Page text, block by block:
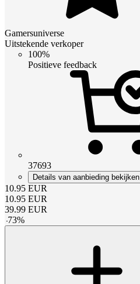
Gamersuniverse
Uitstekende verkoper
100%
Positieve feedback
37693
Details van aanbieding bekijken
10.95 EUR
10.95 EUR
39.99 EUR
-73%